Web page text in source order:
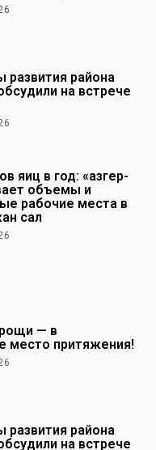
развития района
на встрече
яиц в год: «Қазгер-
объемы и
рабочие места в
сал
— в
место притяжения!
развития района
на встрече